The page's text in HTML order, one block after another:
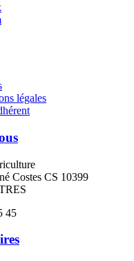
légales
Costes CS 10399
45